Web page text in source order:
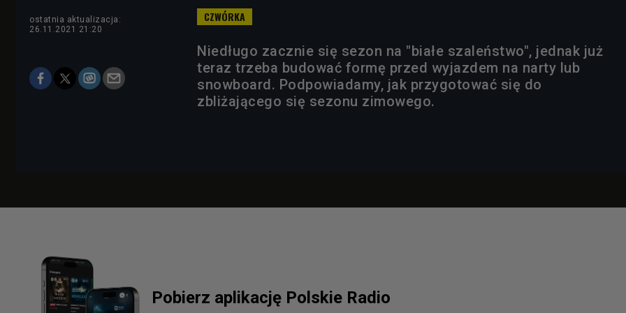
ostatnia aktualizacja:
26.11.2021 21:20
Niedługo zacznie się sezon na "białe szaleństwo", jednak już
teraz trzeba budować formę przed wyjazdem na narty lub
snowboard. Podpowiadamy, jak przygotować się do
zbliżającego się sezonu zimowego.
Pobierz aplikację Polskie Radio